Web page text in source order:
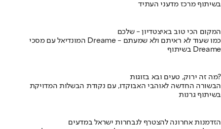
בשיתוף מרכז מדעני העתיד
המקום הכי טוב באיצטדיון - שלכם
המונדיאל עם מסכי Dreame - כמו שעוד לא ראיתם ולא שמעתם
בשיתוף Dreame
מה זה ירוק, טעים ובא בזוגות?
הבשורה החדשה לאוהבי האבוקדו, עם נקודת הבשלות המדויקת
בשיתוף גרנות
הזדמנות אחרונה להצטרף לנבחרות ישראל במדעים